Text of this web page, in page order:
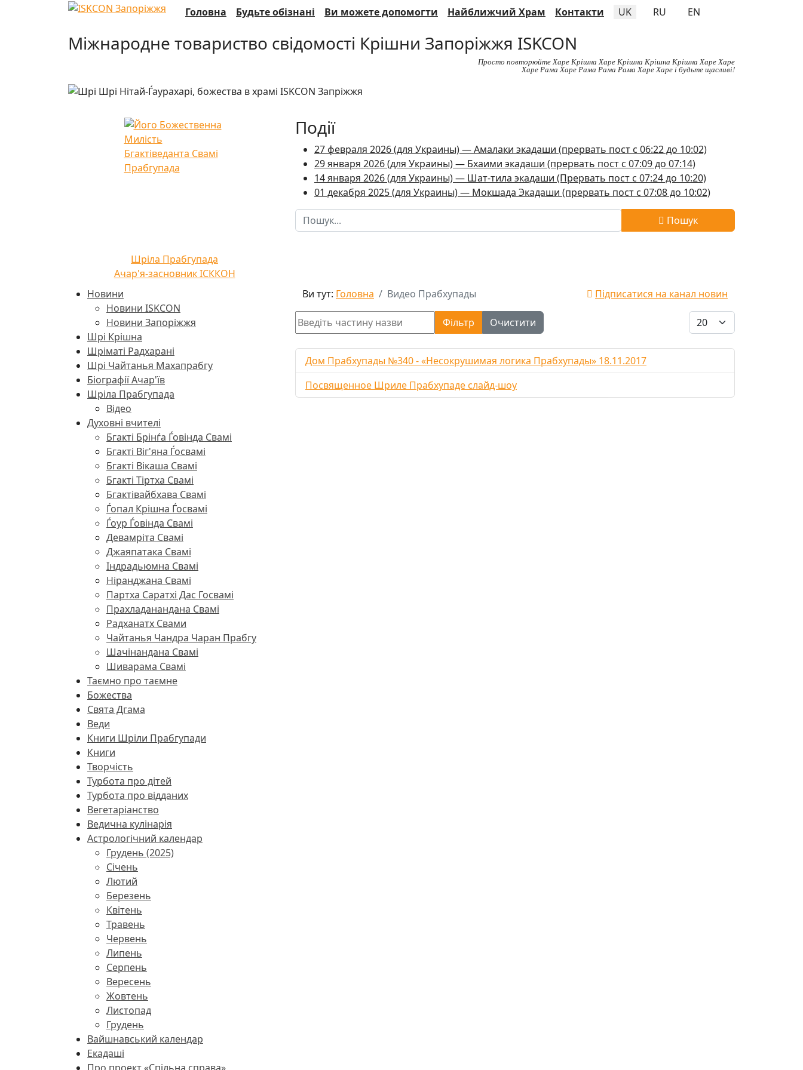
Головна Будьте обізнані Ви можете допомогти Найближчий Храм Контакти UK RU EN
Міжнародне товариство свідомості Крішни Запоріжжя ISKCON
Просто повторюйте Харе Крішна Харе Крішна Крішна Крішна Харе Харе
Харе Рама Харе Рама Рама Рама Харе Харе і будьте щасливі!
Шріла Прабгупада
Ачар'я-засновник ІСККОН
Події
27 февраля 2026 (для Украины) — Амалаки экадаши (прервать пост с 06:22 до 10:02)
29 января 2026 (для Украины) — Бхаими экадаши (прервать пост с 07:09 до 07:14)
14 января 2026 (для Украины) — Шат-тила экадаши (Прервать пост с 07:24 до 10:20)
01 декабря 2025 (для Украины) — Мокшада Экадаши (прервать пост с 07:08 до 10:02)
Пошук
Пошук
Новини
Новини ISKCON
Новини Запоріжжя
Шрі Крішна
Шріматі Радхарані
Шрі Чайтанья Махапрабгу
Біографії Ачар'їв
Шріла Прабгупада
Відео
Духовні вчителі
Бгакті Брінѓа Ѓовінда Свамі
Бгакті Віг'яна Ѓосвамі
Бгакті Вікаша Свамі
Бгакті Тіртха Свамі
Бгактівайбхава Свамі
Ѓопал Крішна Ѓосвамі
Ѓоур Ѓовінда Свамі
Девамріта Свамі
Джаяпатака Свамі
Індрадьюмна Свамі
Ніранджана Свамі
Партха Саратхі Дас Госвамі
Прахладанандана Свамі
Радханатх Свами
Чайтанья Чандра Чаран Прабгу
Шачінандана Свамі
Шиварама Свамі
Таємно про таємне
Божества
Свята Дгама
Веди
Книги Шріли Прабгупади
Книги
Творчість
Турбота про дітей
Турбота про відданих
Вегетаріанство
Ведична кулінарія
Астрологічний календар
Грудень (2025)
Січень
Лютий
Березень
Квітень
Травень
Червень
Липень
Серпень
Вересень
Жовтень
Листопад
Грудень
Вайшнавський календар
Екадаші
Ви тут: Головна Видео Прабхупады
Підписатися на канал новин
Введіть частину назви
Фільтр Очистити Показувати
Дом Прабхупады №340 - «Несокрушимая логика Прабхупады» 18.11.2017
Посвященное Шриле Прабхупаде слайд-шоу